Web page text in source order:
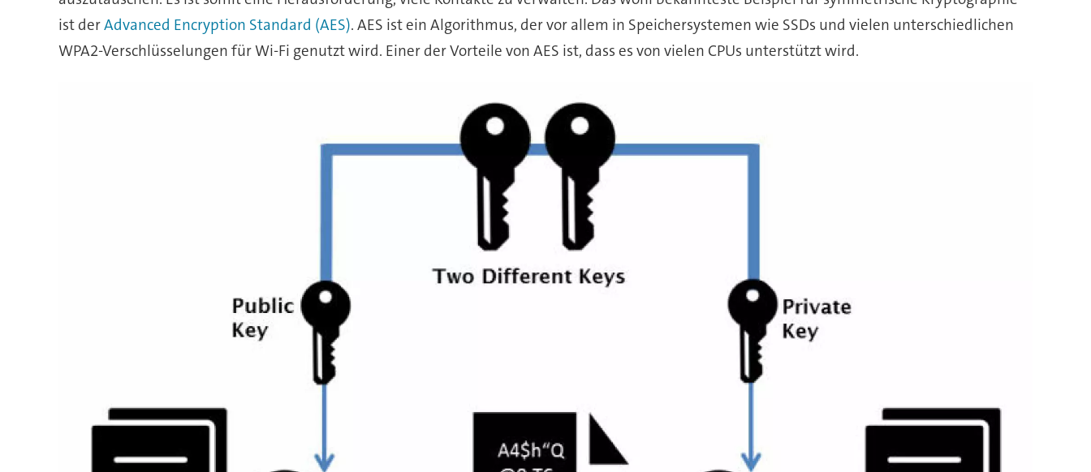
ist derAdvanced Encryption Standard (AES). AES ist ein Algorithmus, der vor allem in Speichersystemen wie SSDs und vielen unterschiedlichen
WPA2-Verschlüsselungen für Wi-Fi genutzt wird. Einer der Vorteile von AES ist, dass es von vielen CPUs unterstützt wird.